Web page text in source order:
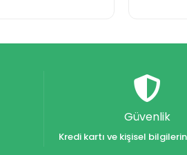
Güvenlik
Kredi kartı ve kişisel